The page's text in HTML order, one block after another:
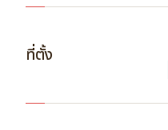
ที่ตั้ง